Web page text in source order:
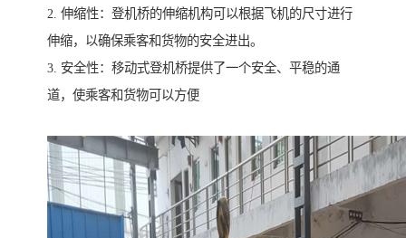
2. 伸缩性：登机桥的伸缩机构可以根据飞机的尺寸进行
伸缩，以确保乘客和货物的安全进出。
3. 安全性：移动式登机桥提供了一个安全、平稳的通
道，使乘客和货物可以方便